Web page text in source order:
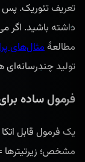
تعریف تئوریک. پس
داشته باشید. اگر
مطالعهٔمثال‌های
تولید چندرسانه‌ای
فرمول ساده
یک فرمول قابل
مشخص؛ زیرتیترها